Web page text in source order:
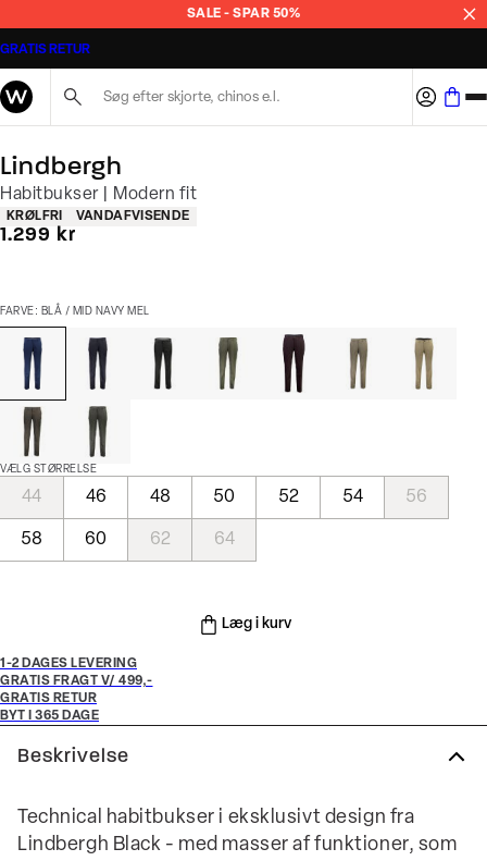
SALE - SPAR 50%
GRATIS RETUR
Lindbergh
Habitbukser | Modern fit
Produkt egenskaber
KRØLFRI VANDAFVISENDE
I alt (inkl. rabat)
1.299 kr
FARVE: BLÅ / MID NAVY MEL
VÆLG STØRRELSE
44 46 48 50 52 54 56
58 60 62 64
Læg i kurv
1-2 DAGES LEVERING
GRATIS FRAGT V/ 499,-
GRATIS RETUR
BYT I 365 DAGE
Beskrivelse
Technical habitbukser i eksklusivt design fra
Lindbergh Black - med masser af funktioner, som